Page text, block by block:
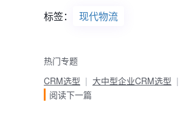
标签： 现代物流
热门专题
CRM选型
大中型企业CRM选型
阅读下一篇